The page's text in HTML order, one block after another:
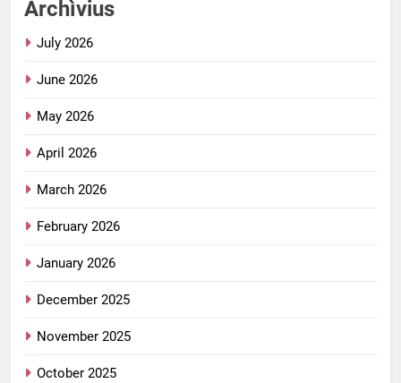
Archìvius
July 2026
June 2026
May 2026
April 2026
March 2026
February 2026
January 2026
December 2025
November 2025
October 2025